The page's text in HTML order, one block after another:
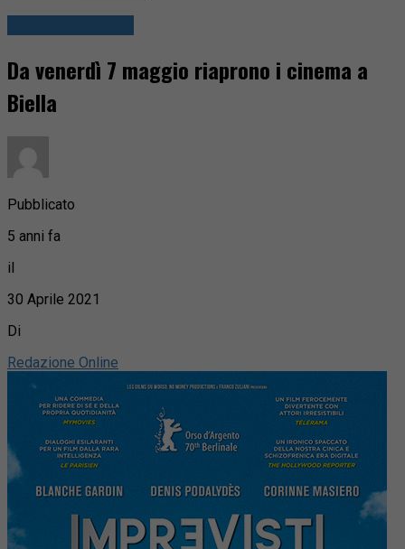
Da venerdì 7 maggio riaprono i cinema a
Biella
Pubblicato
5 anni fa
il
30 Aprile 2021
Di
Redazione Online